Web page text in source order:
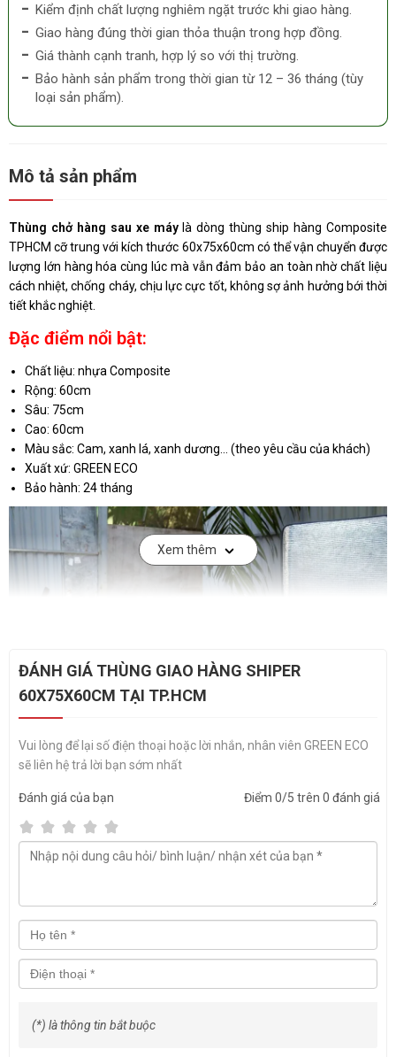
Kiểm định chất lượng nghiêm ngặt trước khi giao hàng.
Giao hàng đúng thời gian thỏa thuận trong hợp đồng.
Giá thành cạnh tranh, hợp lý so với thị trường.
Bảo hành sản phẩm trong thời gian từ 12 – 36 tháng (tùy
loại sản phẩm).
Mô tả sản phẩm
Thùng chở hàng sau xe máylà dòng thùng ship hàng Composite
TPHCM cỡ trung với kích thước 60x75x60cm có thể vận chuyển được
lượng lớn hàng hóa cùng lúc mà vẫn đảm bảo an toàn nhờ chất liệu
cách nhiệt, chống cháy, chịu lực cực tốt, không sợ ảnh hưởng bới thời
tiết khắc nghiệt.
Đặc điểm nổi bật:
Chất liệu: nhựa Composite
Rộng: 60cm
Sâu: 75cm
Cao: 60cm
Màu sắc: Cam, xanh lá, xanh dương... (theo yêu cầu của khách)
Xuất xứ: GREEN ECO
Bảo hành: 24 tháng
Sử dụng thùng ship hàng làm bằng Composite giúp shipper, đơn vị
dán decal logo.
Thùng giao hàng xe máy nổi bật với thiết kế cánh chữ L ngược gập
mở giúp tạo khoảng trống 2 bên thùng, tận dụng dán decal logo
sẵn nhiều màu thùng Cam, Vàng, Xanh,...
Xem thêm
ĐÁNH GIÁ THÙNG GIAO HÀNG SHIPER
60X75X60CM TẠI TP.HCM
Vui lòng để lại số điện thoại hoặc lời nhắn, nhân viên GREEN ECO
sẽ liên hệ trả lời bạn sớm nhất
Đánh giá của bạn Điểm 0/5 trên 0 đánh giá
(*) là thông tin bắt buộc